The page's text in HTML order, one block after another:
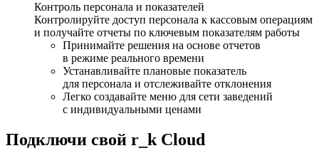
Контроль персонала и показателей
Контролируйте доступ персонала к кассовым операциям
и получайте отчеты по ключевым показателям работы
Принимайте решения на основе отчетов
в режиме реального времени
Устанавливайте плановые показатель
для персонала и отслеживайте отклонения
Легко создавайте меню для сети заведений
с индивидуальными ценами
Подключи свой r k Cloud